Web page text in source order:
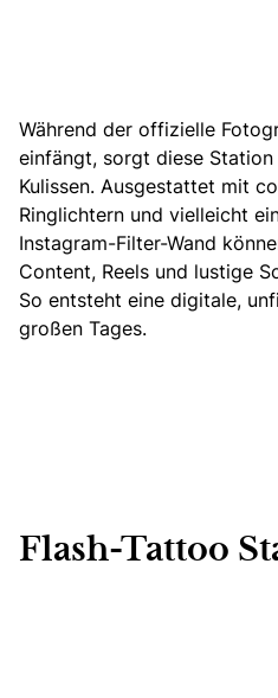
Während der offizielle
einfängt, sorgt diese
Kulissen. Ausgestattet mit
Ringlichtern und vielleicht
Instagram-Filter-Wand
Content, Reels und lustige
So entsteht eine digitale,
großen Tages.
Flash-Tattoo